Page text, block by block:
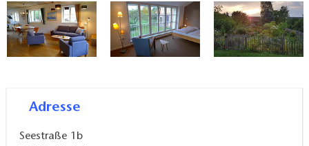
Holz gebaut, die Bettwäsche GOTS (bio) zertifiziert
und zum Einkaufen sind es nur wenige Meter bis zu
unseren Bio-Gemüsefeldern. Und zum
Adresse
Seestraße 1b